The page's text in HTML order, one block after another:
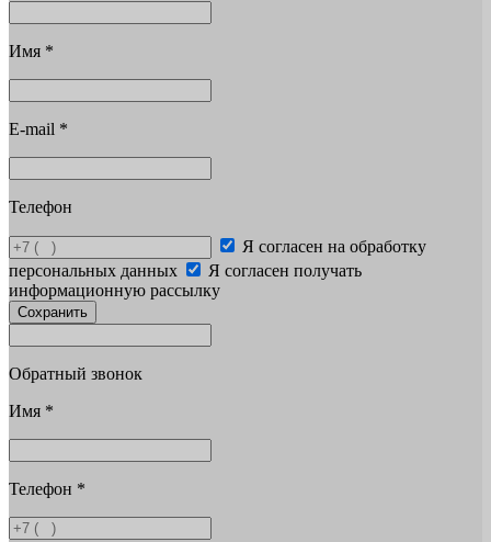
Имя *
E-mail *
Телефон
Я согласен на обработку
персональных данных
Я согласен получать
информационную рассылку
Сохранить
Обратный звонок
Имя *
Телефон *